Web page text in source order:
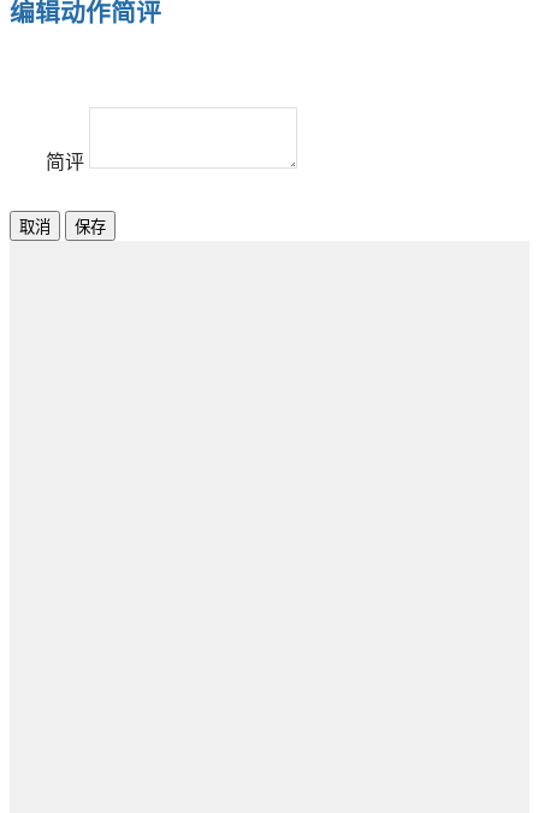
编辑动作简评
简评
取消 保存